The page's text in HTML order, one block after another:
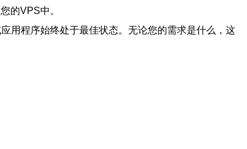
的VPS中。
用程序始终处于最佳状态。无论您的需求是什么，这